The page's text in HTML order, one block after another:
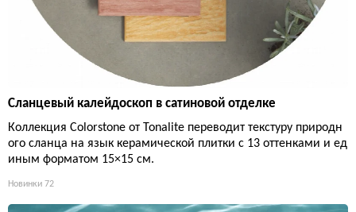
Сланцевый калейдоскоп в сатиновой отделке
Коллекция Colorstone от Tonalite переводит текстуру природн
ого сланца на язык керамической плитки с 13 оттенками и ед
иным форматом 15×15 см.
Новинки 72